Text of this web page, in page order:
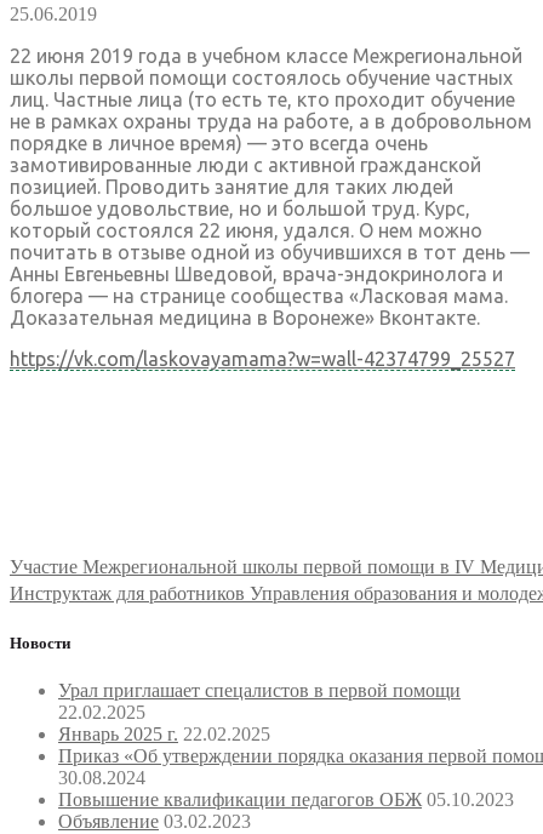
25.06.2019
22 июня 2019 года в учебном классе Межрегиональной
школы первой помощи состоялось обучение частных
лиц. Частные лица (то есть те, кто проходит обучение
не в рамках охраны труда на работе, а в добровольном
порядке в личное время) — это всегда очень
замотивированные люди с активной гражданской
позицией. Проводить занятие для таких людей
большое удовольствие, но и большой труд. Курс,
который состоялся 22 июня, удался. О нем можно
почитать в отзыве одной из обучившихся в тот день —
Анны Евгеньевны Шведовой, врача-эндокринолога и
блогера — на странице сообщества «Ласковая мама.
Доказательная медицина в Воронеже» Вконтакте.
https://vk.com/laskovayamama?w=wall-42374799_25527
Навигация
по
Участие Межрегиональной школы первой помощи в IV
Инструктаж для работников Управления образования и
Новости
Урал приглашает спецалистов в первой помощи
22.02.2025
Январь 2025 г. 22.02.2025
Приказ «Об утверждении порядка оказания первой
30.08.2024
Повышение квалификации педагогов ОБЖ 05.10.2023
Объявление 03.02.2023